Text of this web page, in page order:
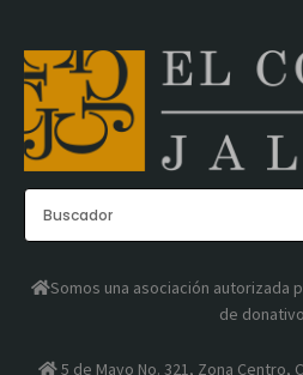
Somos una asociación autorizada
de
5 de Mayo No. 321, Zona Centro,